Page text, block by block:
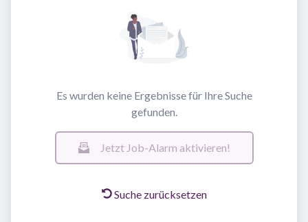
Es wurden keine Ergebnisse für Ihre Suche
gefunden.
Jetzt Job-Alarm aktivieren!
Suche zurücksetzen